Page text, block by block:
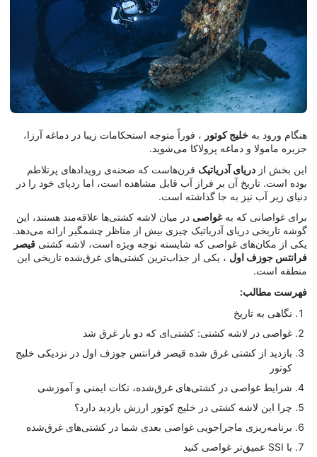
هنگام ورود به خلیج کوتور ، فوراً متوجه استحکامات زیبا در دماغه آرزا،
جزیره مامولا و دماغه پرولاکا می‌شوید.
این بخش از دریای آدریاتیک قرن‌هاست که صحنه‌ی رویدادهای پرتلاطم
بوده است. تاریخ آن بر فراز آب قابل مشاهده است، اما ردپای خود را در
دنیای زیر آب نیز به جا گذاشته است.
برای غواصانی که بهغواصی در میان لاشه کشتی‌ها علاقه‌مند هستند، این
گوشه تاریخی دریای آدریاتیک چیزی بیش از مناظر چشمگیر ارائه می‌دهد.
یکی از مکان‌های غواصی که شایسته توجه ویژه است، لاشه کشتی قیصر
فرانتس جوزف اول ، یکی از جذاب‌ترین کشتی‌های غرق‌شده تاریخی این
منطقه است.
فهرست مطالب:
نگاهی به تاریخ
غواصی در لاشه کشتی: کشتی‌ای که دو بار غرق شد
بازدید از کشتی غرق شده قیصر فرانتس جوزف اول در نزدیکی خلیج
کوتور
شرایط غواصی در کشتی‌های غرق‌شده، نکات ایمنی و آموزشی
چرا این لاشه کشتی در خلیج کوتور ارزش بازدید دارد؟
برنامه‌ریزی ماجراجویی غواصی بعدی شما در کشتی‌های غرق‌شده
با SSI عمیق‌تر غواصی کنید